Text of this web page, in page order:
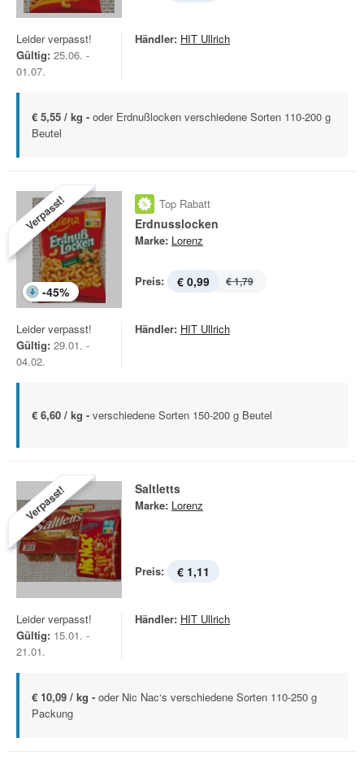
Leider verpasst!
Gültig: 25.06. -
01.07.
Händler: HIT Ullrich
€ 5,55 / kg - oder Erdnußlocken verschiedene Sorten 110-200 g
Beutel
Verpasst!
-45%
Top Rabatt
Erdnusslocken
Marke: Lorenz
Preis: € 0,99 € 1,79
Leider verpasst!
Gültig: 29.01. -
04.02.
Händler: HIT Ullrich
€ 6,60 / kg - verschiedene Sorten 150-200 g Beutel
Verpasst! Saltletts
Marke: Lorenz
Preis: € 1,11
Leider verpasst!
Gültig: 15.01. -
21.01.
Händler: HIT Ullrich
€ 10,09 / kg - oder Nic Nac‘s verschiedene Sorten 110-250 g
Packung